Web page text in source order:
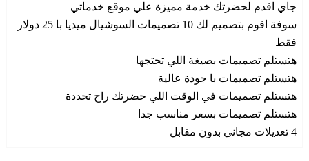
جاي اقدم لحضرتك خدمة مميزة علي موقع خدماتي
سوفة اقوم بتصميم لك 10 تصميمات السوشيال ميديا با 25 دولار
فقط
هتستلم تصميمات بصيغة اللي تحتجها
هتستلم تصميمات با جودة عالية
هتستلم تصميمات في الوقت اللي حضرتك راح تحددة
هتستلم تصميمات بسعر مناسب جدا
4 تعديلات مجاني بدون مقابل